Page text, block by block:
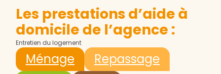
Les prestations d’aide à
domicile de l’agence :
Entretien du logement
Ménage
Repassage